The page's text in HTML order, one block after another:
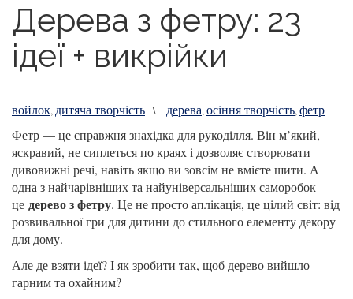
Дерева з фетру: 23
ідеї + викрійки
войлок, дитяча творчість \ дерева,осіння творчість,фетр
Фетр — це справжня знахідка для рукоділля. Він м’який,
яскравий, не сиплеться по краях і дозволяє створювати
дивовижні речі, навіть якщо ви зовсім не вмієте шити. А
одна з найчарівніших та найуніверсальніших саморобок —
це дерево з фетру. Це не просто аплікація, це цілий світ: від
розвивальної гри для дитини до стильного елементу декору
для дому.
Але де взяти ідеї? І як зробити так, щоб дерево вийшло
гарним та охайним?